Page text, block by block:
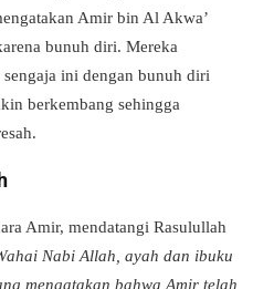
Amir bin Al Akwa’
bunuh diri. Mereka
ini dengan bunuh diri
berkembang sehingga
Amir, mendatangi Rasulullah
Nabi Allah, ayah dan ibuku
mengatakan bahwa Amir telah